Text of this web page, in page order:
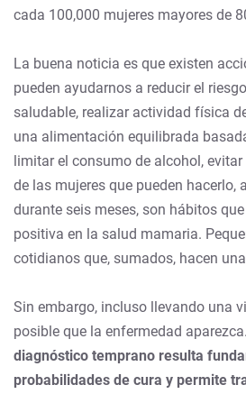
cada 100,000 mujeres mayores de
La buena noticia es que existen
pueden ayudarnos a reducir el
saludable, realizar actividad física
una alimentación equilibrada
limitar el consumo de alcohol, evitar
de las mujeres que pueden hacerlo,
durante seis meses, son hábitos
positiva en la salud mamaria.
cotidianos que, sumados, hacen
Sin embargo, incluso llevando una
posible que la enfermedad
diagnóstico temprano resulta
probabilidades de cura y permite